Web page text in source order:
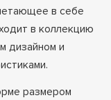
в себе
в коллекцию
дизайном и
размером